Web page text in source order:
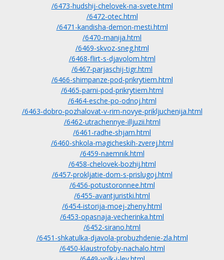
/6473-hudshij-chelovek-na-svete.html
/6472-otec.html
/6471-kandisha-demon-mesti.html
/6470-manija.html
/6469-skvoz-sneg.html
/6468-flirt-s-djavolom.html
/6467-parjaschij-tigr.html
/6466-shimpanze-pod-prikrytiem.html
/6465-parni-pod-prikrytiem.html
/6464-esche-po-odnoj.html
/6463-dobro-pozhalovat-v-rim-novye-prikljuchenija.html
/6462-utrachennye-illjuzii.html
/6461-radhe-shjam.html
/6460-shkola-magicheskih-zverej.html
/6459-naemnik.html
/6458-chelovek-bozhij.html
/6457-prokljatie-dom-s-prislugoj.html
/6456-potustoronnee.html
/6455-avantjuristki.html
/6454-istorija-moej-zheny.html
/6453-opasnaja-vecherinka.html
/6452-sirano.html
/6451-shkatulka-djavola-probuzhdenie-zla.html
/6450-klaustrofoby-nachalo.html